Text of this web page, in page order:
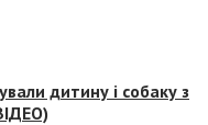
дитину і собаку з